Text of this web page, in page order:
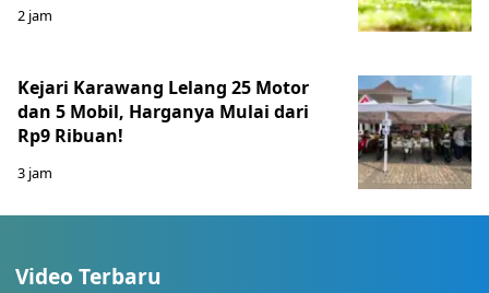
2 jam
Kejari Karawang Lelang 25 Motor
dan 5 Mobil, Harganya Mulai dari
Rp9 Ribuan!
3 jam
Video Terbaru